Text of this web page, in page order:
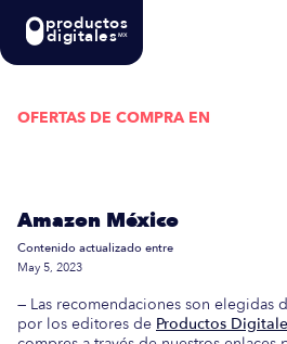
productos
digitalesMX
OFERTAS DE COMPRA EN
Amazon México
Contenido actualizado entre
May 5, 2023
— Las recomendaciones son elegidas
por los editores de Productos